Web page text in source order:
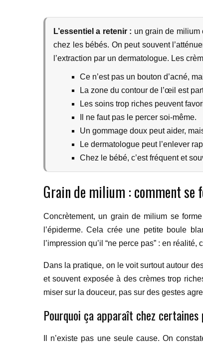
L’essentiel a retenir : un grain de milium
chez les bébés. On peut souvent
l’extraction par un dermatologue. Les
Ce n’est pas un bouton d’acné,
La zone du contour de l’œil est
Les soins trop riches peuvent
Il ne faut pas le percer soi-même.
Un gommage doux peut aider,
Le dermatologue peut l’enlever
Chez le bébé, c’est fréquent et
Grain de milium : comment se
Concrètement, un grain de milium se
l’épiderme. Cela crée une petite boule
l’impression qu’il “ne perce pas” : en
Dans la pratique, on le voit surtout autour
et souvent exposée à des crèmes trop
miser sur la douceur, pas sur des gestes
Pourquoi ça apparaît chez certaines
Il n’existe pas une seule cause. On